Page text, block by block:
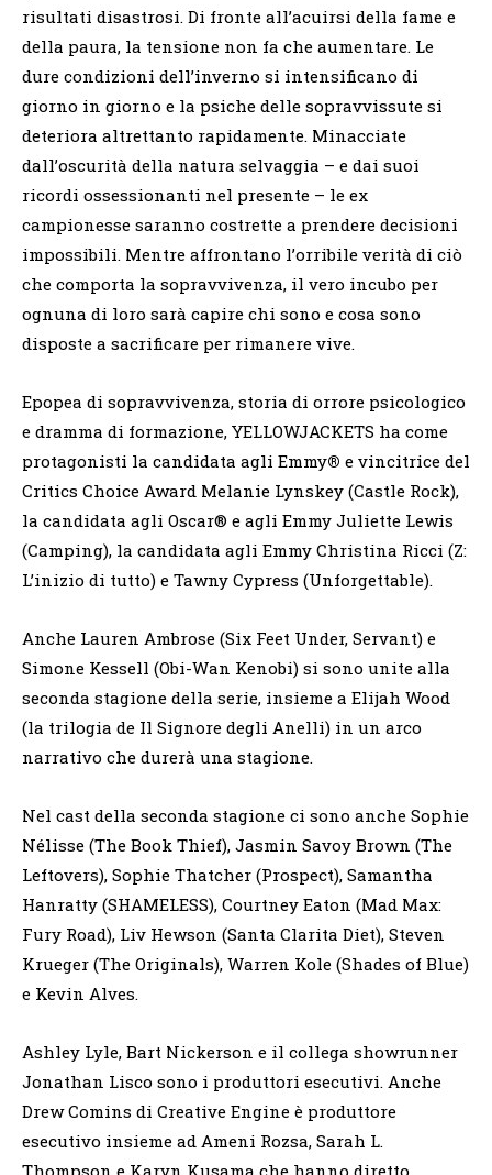
risultati disastrosi. Di fronte all’acuirsi della fame e
della paura, la tensione non fa che aumentare. Le
dure condizioni dell’inverno si intensificano di
giorno in giorno e la psiche delle sopravvissute si
deteriora altrettanto rapidamente. Minacciate
dall’oscurità della natura selvaggia – e dai suoi
ricordi ossessionanti nel presente – le ex
campionesse saranno costrette a prendere decisioni
impossibili. Mentre affrontano l’orribile verità di ciò
che comporta la sopravvivenza, il vero incubo per
ognuna di loro sarà capire chi sono e cosa sono
disposte a sacrificare per rimanere vive.
Epopea di sopravvivenza, storia di orrore psicologico
e dramma di formazione, YELLOWJACKETS ha come
protagonisti la candidata agli Emmy® e vincitrice del
Critics Choice Award Melanie Lynskey (Castle Rock),
la candidata agli Oscar® e agli Emmy Juliette Lewis
(Camping), la candidata agli Emmy Christina Ricci (Z:
L’inizio di tutto) e Tawny Cypress (Unforgettable).
Anche Lauren Ambrose (Six Feet Under, Servant) e
Simone Kessell (Obi-Wan Kenobi) si sono unite alla
seconda stagione della serie, insieme a Elijah Wood
(la trilogia de Il Signore degli Anelli) in un arco
narrativo che durerà una stagione.
Nel cast della seconda stagione ci sono anche Sophie
Nélisse (The Book Thief), Jasmin Savoy Brown (The
Leftovers), Sophie Thatcher (Prospect), Samantha
Hanratty (SHAMELESS), Courtney Eaton (Mad Max:
Fury Road), Liv Hewson (Santa Clarita Diet), Steven
Krueger (The Originals), Warren Kole (Shades of Blue)
e Kevin Alves.
Ashley Lyle, Bart Nickerson e il collega showrunner
Jonathan Lisco sono i produttori esecutivi. Anche
Drew Comins di Creative Engine è produttore
esecutivo insieme ad Ameni Rozsa, Sarah L.